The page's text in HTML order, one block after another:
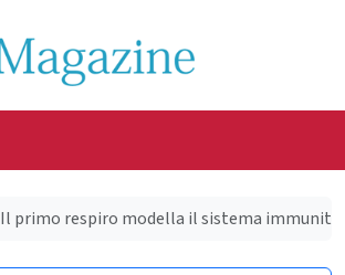
Il primo respiro modella il sistema